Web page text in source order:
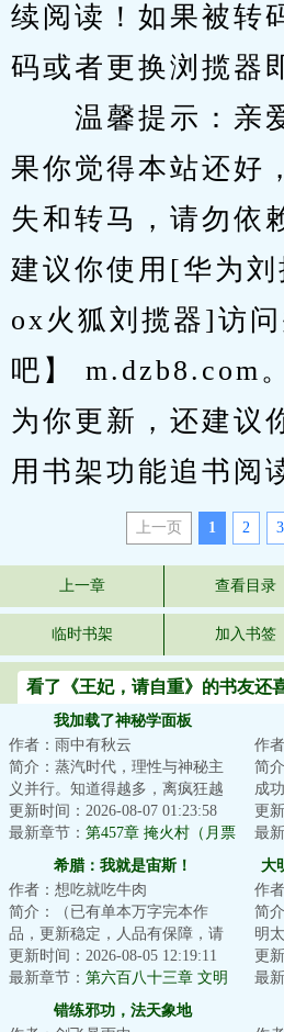
续阅读！如果被转
码或者更换浏揽器
温馨提示：亲爱
果你觉得本站还好
失和转马，请勿依
建议你使用[华为
ox火狐刘揽器]访
吧】 m.dzb8.com
为你更新，还建议
用书架功能追书阅
上一页 1 2 3
上一章 查看目录
临时书架 加入书签
看了《王妃，请自重》的书友还
我加载了神秘学面板
作者：雨中有秋云
简介：蒸汽时代，理性与神秘主
义并行。知道得越多，离疯狂越
近，这是帷幕后的共识。李察不
信这个。或者说...
更新时间：2026-08-07 01:23:58
最新章节： 第457章 掩火村（月票
加更12）
作
简
成
深
值+
更
最
至
希腊：我就是宙斯！
作者：想吃就吃牛肉
简介：（已有单本万字完本作
品，更新稳定，人品有保障，请
放心追读）宙斯是最初，是最
终，是天穹的神主。...
更新时间：2026-08-05 12:19:11
最新章节： 第六百八十三章 文明
的发展总是参差不齐
大
作
简
明
伐
掌
更
最
错练邪功，法天象地